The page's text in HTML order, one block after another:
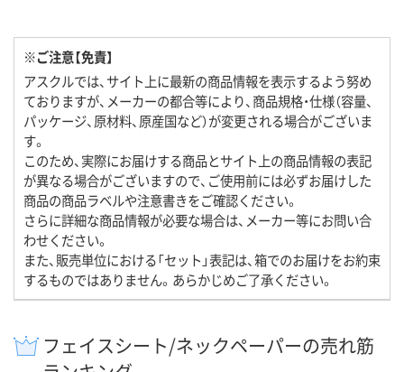
※ご注意【免責】
アスクルでは、サイト上に最新の商品情報を表示するよう努め
ておりますが、メーカーの都合等により、商品規格・仕様（容量、
パッケージ、原材料、原産国など）が変更される場合がございま
す。
このため、実際にお届けする商品とサイト上の商品情報の表記
が異なる場合がございますので、ご使用前には必ずお届けした
商品の商品ラベルや注意書きをご確認ください。
さらに詳細な商品情報が必要な場合は、メーカー等にお問い合
わせください。
また、販売単位における「セット」表記は、箱でのお届けをお約束
するものではありません。あらかじめご了承ください。
フェイスシート/ネックペーパーの売れ筋